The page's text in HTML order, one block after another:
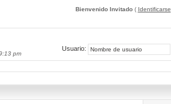
Bienvenido Invitado( Identificarse
pm
Usuario: